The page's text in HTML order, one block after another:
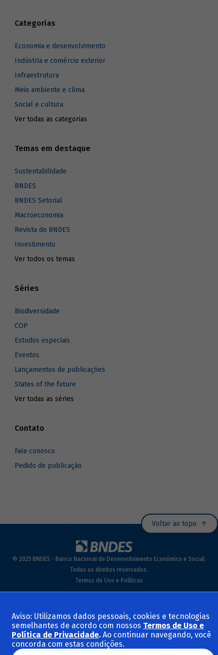
Categorias
Economia e desenvolvimento
Indústria e comércio exterior
Infraestrutura
Meio ambiente e clima
Social e cultura
Ver todas as categorias
Temas em destaque
Sustentabilidade
BNDES
BNDES Setorial
Macroeconomia
Revista do BNDES
Investimento
Ver todos os temas
Séries
Biodiversidade
COP
Estudos especiais
Eventos
Lançamentos de publicações
States of the future
Ver todas as séries
Contato
Fale conosco
Pedido de publicação
Voltar ao topo
© 2025 BNDES - Banco Nacional de Desenvolvimento Econômico e Social.
Todos os direitos reservados.
Termos de Uso e Políticas
Aviso: Utilizamos dados pessoais, cookies e tecnologias
semelhantes de acordo com nossos Termos de Uso e
Política de Privacidade. Ao continuar navegando, você
concorda com estas condições.